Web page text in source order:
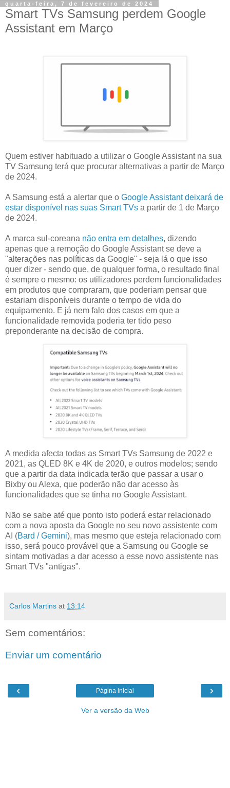
quarta-feira, 7 de fevereiro de 2024
Smart TVs Samsung perdem Google
Assistant em Março
Quem estiver habituado a utilizar o Google Assistant na sua
TV Samsung terá que procurar alternativas a partir de Março
de 2024.
A Samsung está a alertar que o Google Assistant deixará de
estar disponível nas suas Smart TVs a partir de 1 de Março
de 2024.
A marca sul-coreana não entra em detalhes, dizendo
apenas que a remoção do Google Assistant se deve a
"alterações nas políticas da Google" - seja lá o que isso
quer dizer - sendo que, de qualquer forma, o resultado final
é sempre o mesmo: os utilizadores perdem funcionalidades
em produtos que compraram, que poderiam pensar que
estariam disponíveis durante o tempo de vida do
equipamento. E já nem falo dos casos em que a
funcionalidade removida poderia ter tido peso
preponderante na decisão de compra.
A medida afecta todas as Smart TVs Samsung de 2022 e
2021, as QLED 8K e 4K de 2020, e outros modelos; sendo
que a partir da data indicada terão que passar a usar o
Bixby ou Alexa, que poderão não dar acesso às
funcionalidades que se tinha no Google Assistant.
Não se sabe até que ponto isto poderá estar relacionado
com a nova aposta da Google no seu novo assistente com
AI (Bard / Gemini), mas mesmo que esteja relacionado com
isso, será pouco provável que a Samsung ou Google se
sintam motivadas a dar acesso a esse novo assistente nas
Smart TVs "antigas".
Carlos Martins at 13:14
Sem comentários:
Enviar um comentário
‹ ›
Página inicial
Ver a versão da Web